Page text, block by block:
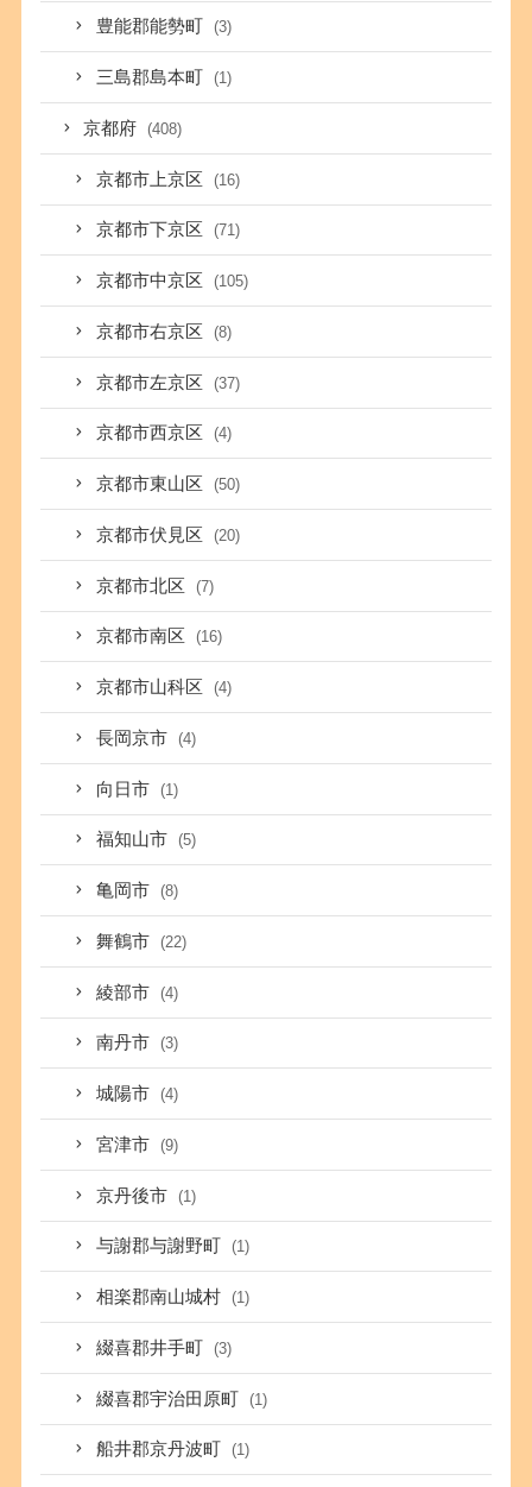
豊能郡能勢町 (3)
三島郡島本町 (1)
京都府 (408)
京都市上京区 (16)
京都市下京区 (71)
京都市中京区 (105)
京都市右京区 (8)
京都市左京区 (37)
京都市西京区 (4)
京都市東山区 (50)
京都市伏見区 (20)
京都市北区 (7)
京都市南区 (16)
京都市山科区 (4)
長岡京市 (4)
向日市 (1)
福知山市 (5)
亀岡市 (8)
舞鶴市 (22)
綾部市 (4)
南丹市 (3)
城陽市 (4)
宮津市 (9)
京丹後市 (1)
与謝郡与謝野町 (1)
相楽郡南山城村 (1)
綴喜郡井手町 (3)
綴喜郡宇治田原町 (1)
船井郡京丹波町 (1)